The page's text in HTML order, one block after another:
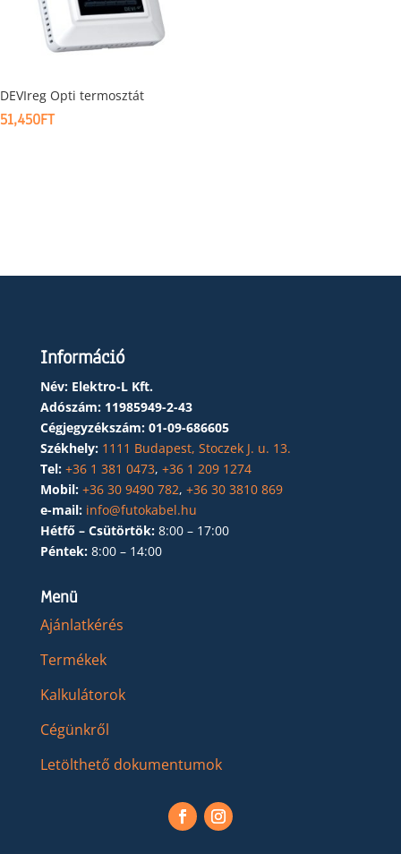
DEVIreg Opti termosztát
51,450FT
Információ
Név: Elektro-L Kft.
Adószám: 11985949-2-43
Cégjegyzékszám: 01-09-686605
Székhely: 1111 Budapest, Stoczek J. u. 13.
Tel: +36 1 381 0473, +36 1 209 1274
Mobil: +36 30 9490 782, +36 30 3810 869
e-mail: info@futokabel.hu
Hétfő – Csütörtök: 8:00 – 17:00
Péntek: 8:00 – 14:00
Menü
Ajánlatkérés
Termékek
Kalkulátorok
Cégünkről
Letölthető dokumentumok